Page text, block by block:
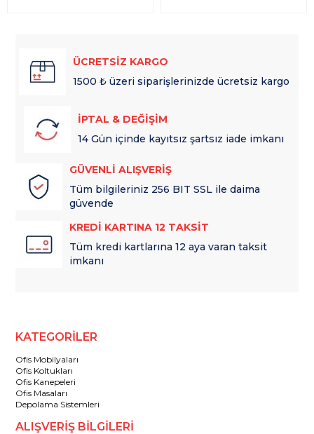
ÜCRETSİZ KARGO
1500 ₺ üzeri siparişlerinizde ücretsiz kargo
İPTAL & DEĞİŞİM
14 Gün içinde kayıtsız şartsız iade imkanı
GÜVENLİ ALIŞVERİŞ
Tüm bilgileriniz 256 BIT SSL ile daima
güvende
KREDİ KARTINA 12 TAKSİT
Tüm kredi kartlarına 12 aya varan taksit
imkanı
KATEGORİLER
Ofis Mobilyaları
Ofis Koltukları
Ofis Kanepeleri
Ofis Masaları
Depolama Sistemleri
ALIŞVERİŞ BİLGİLERİ